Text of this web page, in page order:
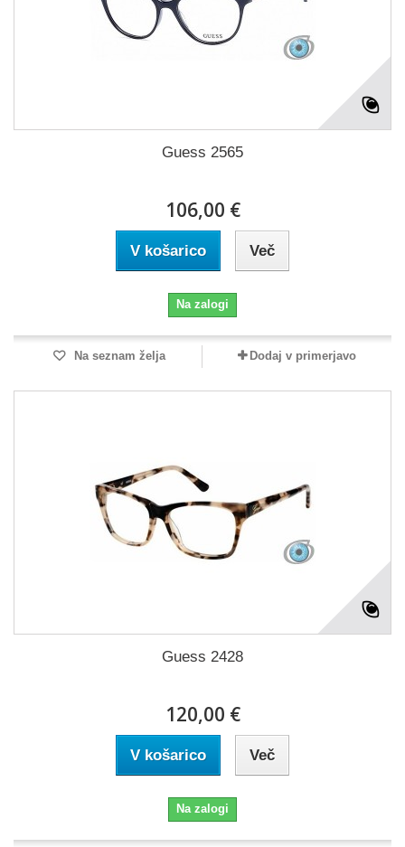
Guess 2565
106,00 €
V košarico Več
Na zalogi
Na seznam želja Dodaj v primerjavo
Guess 2428
120,00 €
V košarico Več
Na zalogi